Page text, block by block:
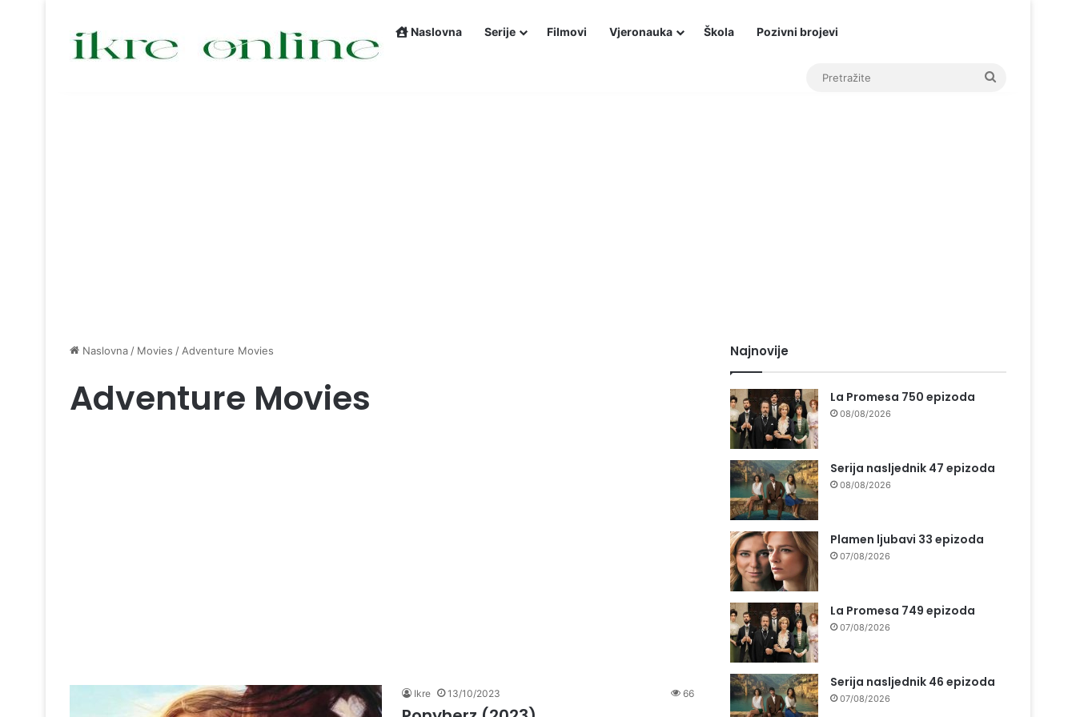
Naslovna Serije Filmovi Vjeronauka Škola Pozivni brojevi
Naslovna / Movies / Adventure Movies
Adventure Movies
Ikre 13/10/2023 66
Najnovije
La Promesa 750 epizoda
08/08/2026
Serija nasljednik 47 epizoda
08/08/2026
Plamen ljubavi 33 epizoda
07/08/2026
La Promesa 749 epizoda
07/08/2026
Serija nasljednik 46 epizoda
07/08/2026